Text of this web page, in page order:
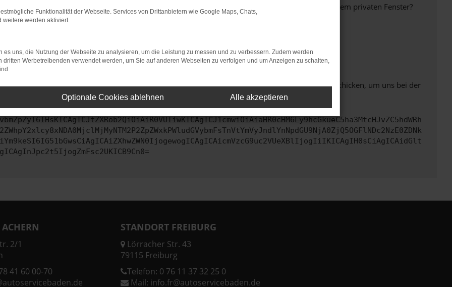
bestimmter Seiten verhindern. Funktioniert die Seite in einem anderen Browser oder in einem privaten Fenster?
beheben.
auf dem neuesten Stand sind.
kann auch dazu führen, dass bestimmte Funktionen nicht mehr unterstützt werden.
uns bitte. Wir werden versuchen, das Problem zu beheben. Du kannst uns diesen Text schicken, um uns bei der
2/1
41 60 00-70
STANDORT FREIBURG
Lörracher Str. 43
79115 Freiburg
Telefon: 0 76 11 37 32 25 0
Mail: info.fr@autoservicebaden.de
Funktionalität der Webseite. Services von Drittanbietern wie Google Maps, Chats,
weitere werden aktiviert.
es uns, die Nutzung der Webseite zu analysieren, um die Leistung zu messen und zu verbessern. Zudem werden
dritten Werbetreibenden verwendet werden, um Sie auf anderen Webseiten zu verfolgen und um Anzeigen zu schalten,
Optionale Cookies ablehnen Alle akzeptieren